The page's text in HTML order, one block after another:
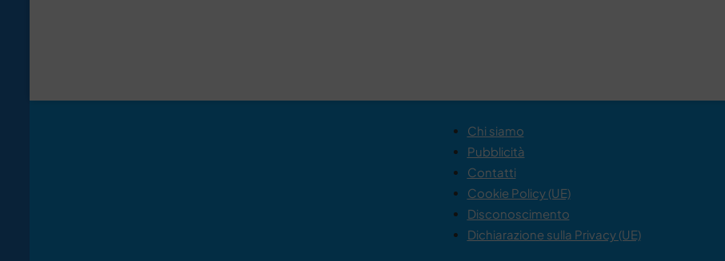
Chi siamo
Pubblicità
Contatti
Cookie Policy (UE)
Disconoscimento
Dichiarazione sulla Privacy (UE)